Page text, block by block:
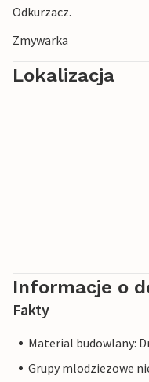
Odkurzacz.
Zmywarka
Lokalizacja
Informacje o
Fakty
Material budowlany:
Grupy mlodziezowe